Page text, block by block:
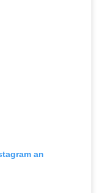
an